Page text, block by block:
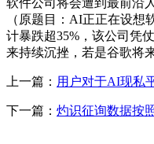
软件公司将会遭到最前沿
（原题目：AI正正在设
计暴跌超35%，该公司凭
来持续沉挫，若是谷歌将
上一篇： 用户对于AI现私
下一篇： 灼识征询数据按